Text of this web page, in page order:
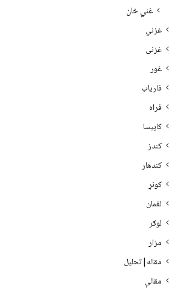
غني خان
غزني
غزنی
غور
فاریاب
فراه
کاپیسا
کندز
کندهار
کونړ
لغمان
لوګر
مزار
مقاله|تحلیل
مقالې